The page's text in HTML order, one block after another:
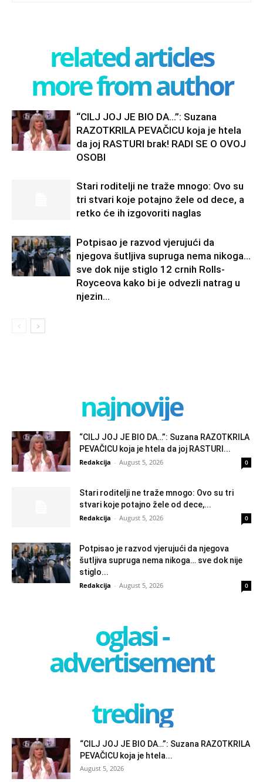
related articles
more from author
“CILJ JOJ JE BIO DA…”: Suzana
RAZOTKRILA PEVAČICU koja je htela
da joj RASTURI brak! RADI SE O OVOJ
OSOBI
Stari roditelji ne traže mnogo: Ovo su
tri stvari koje potajno žele od dece, a
retko će ih izgovoriti naglas
Potpisao je razvod vjerujući da
njegova šutljiva supruga nema nikoga…
sve dok nije stiglo 12 crnih Rolls-
Royceova kako bi je odvezli natrag u
njezin...
najnovije
“CILJ JOJ JE BIO DA…”: Suzana RAZOTKRILA
PEVAČICU koja je htela da joj RASTURI...
Redakcija - August 5, 2026 0
Stari roditelji ne traže mnogo: Ovo su tri
stvari koje potajno žele od dece,...
Redakcija - August 5, 2026 0
Potpisao je razvod vjerujući da njegova
šutljiva supruga nema nikoga… sve dok nije
stiglo...
Redakcija - August 5, 2026 0
oglasi -
advertisement
treding
“CILJ JOJ JE BIO DA…”: Suzana RAZOTKRILA
PEVAČICU koja je htela...
August 5, 2026